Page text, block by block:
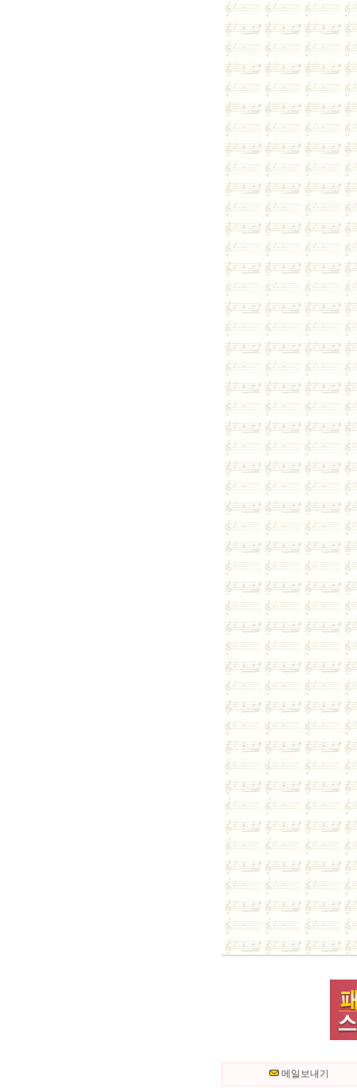
메일보내기